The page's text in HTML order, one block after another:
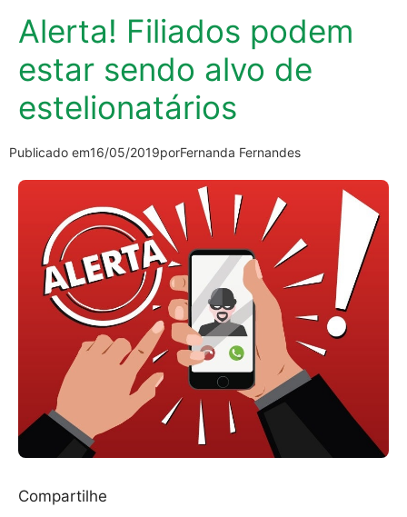
Alerta! Filiados podem
estar sendo alvo de
estelionatários
Publicado em16/05/2019porFernanda Fernandes
Compartilhe